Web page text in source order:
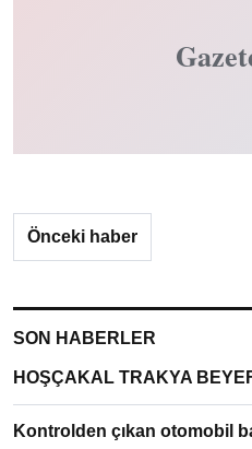
Önceki haber
SON HABERLER
HOŞÇAKAL TRAKYA
Kontrolden çıkan otomobil